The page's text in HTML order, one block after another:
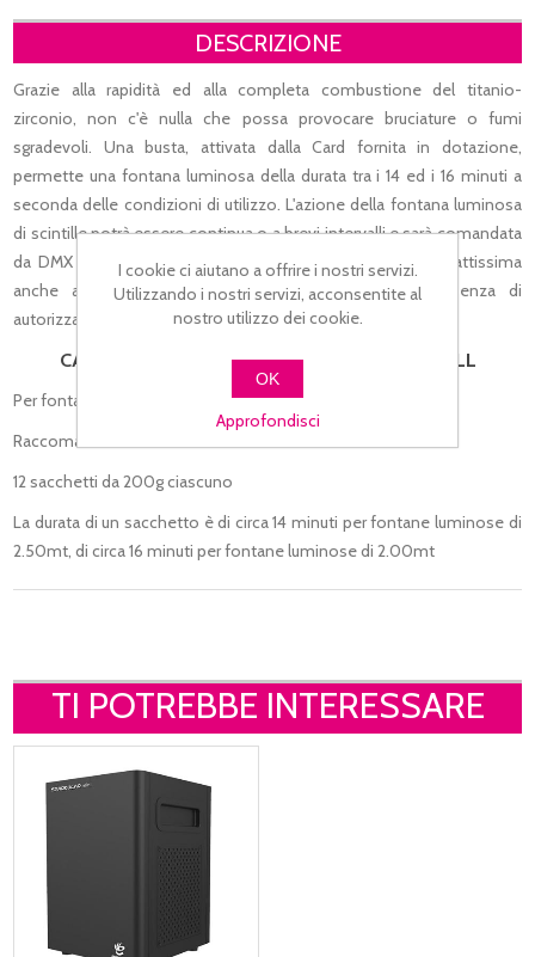
DESCRIZIONE
Grazie alla rapidità ed alla completa combustione del titanio-
zirconio, non c'è nulla che possa provocare bruciature o fumi
sgradevoli. Una busta, attivata dalla Card fornita in dotazione,
permette una fontana luminosa della durata tra i 14 ed i 16 minuti a
seconda delle condizioni di utilizzo. L'azione della fontana luminosa
di scintille potrà essere continua o a brevi intervalli e sarà comandata
da DMX o dalla consolle dedicata alle grandi Sparkular. Adattissima
anche al chiuso per creare show mozzafiato in assenza di
autorizzazioni, rischi di incendio , fumo ed odori.
CARATTERISTICHE SHOWVEN HC8200 SMALL
Per fontane luminose di 2.00-2.50mt di altezza
Raccomandato uso interno
12 sacchetti da 200g ciascuno
La durata di un sacchetto è di circa 14 minuti per fontane luminose di
2.50mt, di circa 16 minuti per fontane luminose di 2.00mt
TI POTREBBE INTERESSARE
I cookie ci aiutano a offrire i nostri servizi.
Utilizzando i nostri servizi, acconsentite al
nostro utilizzo dei cookie.
OK
Approfondisci